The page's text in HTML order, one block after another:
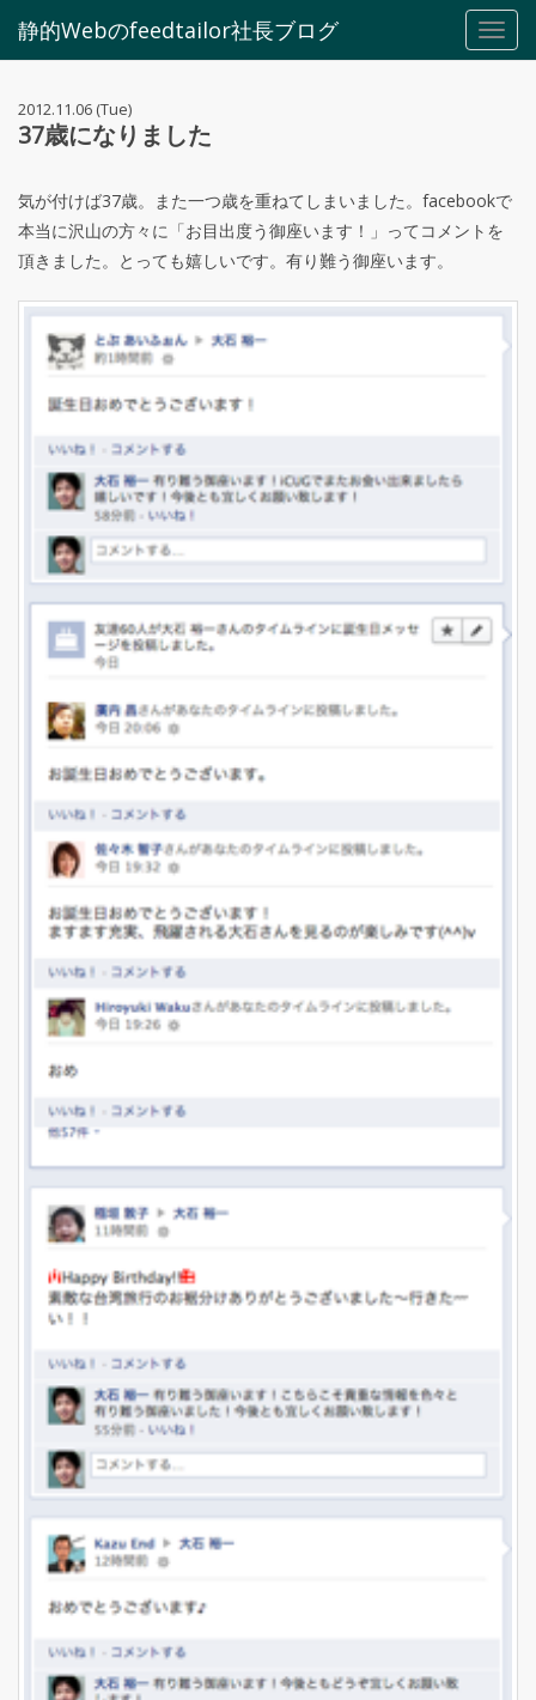
静的Webのfeedtailor社長ブログ
2012.11.06 (Tue)
37歳になりました
気が付けば37歳。また一つ歳を重ねてしまいました。facebookで
本当に沢山の方々に「お目出度う御座います！」ってコメントを
頂きました。とっても嬉しいです。有り難う御座います。